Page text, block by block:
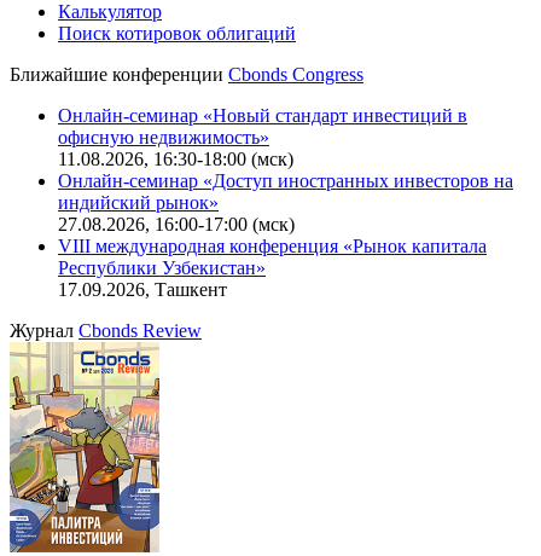
Калькулятор
Поиск котировок облигаций
Ближайшие конференции Cbonds Congress
Онлайн-семинар «Новый стандарт инвестиций в
офисную недвижимость»
11.08.2026, 16:30-18:00 (мск)
Онлайн-семинар «Доступ иностранных инвесторов на
индийский рынок»
27.08.2026, 16:00-17:00 (мск)
VIII международная конференция «Рынок капитала
Республики Узбекистан»
17.09.2026, Ташкент
Журнал Cbonds Review